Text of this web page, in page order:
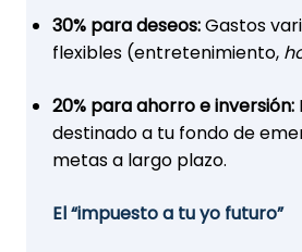
30% para deseos:Gastos
flexibles (entretenimiento,
20% para ahorro e inversión:
destinado a tu fondo de
metas a largo plazo.
El “impuesto a tu yo futuro”